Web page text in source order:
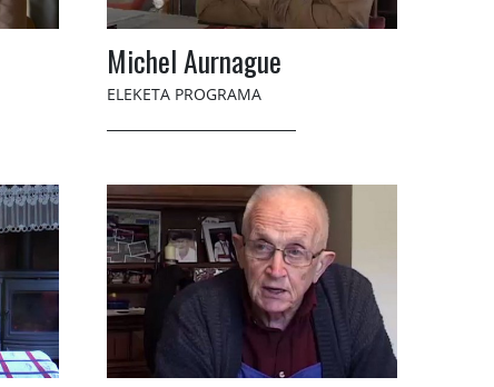
Michel Aurnague
ELEKETA PROGRAMA